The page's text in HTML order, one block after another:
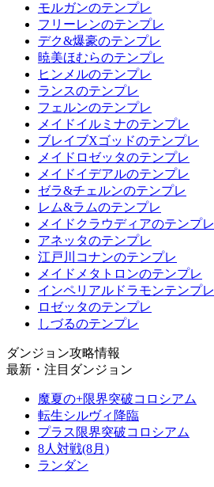
モルガンのテンプレ
フリーレンのテンプレ
デク&爆豪のテンプレ
暁美ほむらのテンプレ
ヒンメルのテンプレ
ランスのテンプレ
フェルンのテンプレ
メイドイルミナのテンプレ
ブレイブXゴッドのテンプレ
メイドロゼッタのテンプレ
メイドイデアルのテンプレ
ゼラ&チェルンのテンプレ
レム&ラムのテンプレ
メイドクラウディアのテンプレ
アネッタのテンプレ
江戸川コナンのテンプレ
メイドメタトロンのテンプレ
インペリアルドラモンテンプレ
ロゼッタのテンプレ
しづるのテンプレ
ダンジョン攻略情報
最新・注目ダンジョン
魔夏の+限界突破コロシアム
転生シルヴィ降臨
プラス限界突破コロシアム
8人対戦(8月)
ランダン